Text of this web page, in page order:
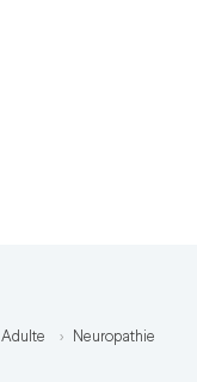
Adulte
Neuropathie